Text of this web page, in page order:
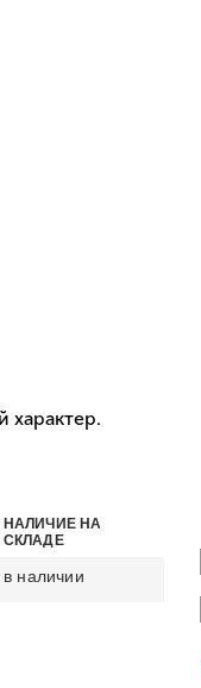
характер.
НАЛИЧИЕ НА
СКЛАДЕ
в наличии